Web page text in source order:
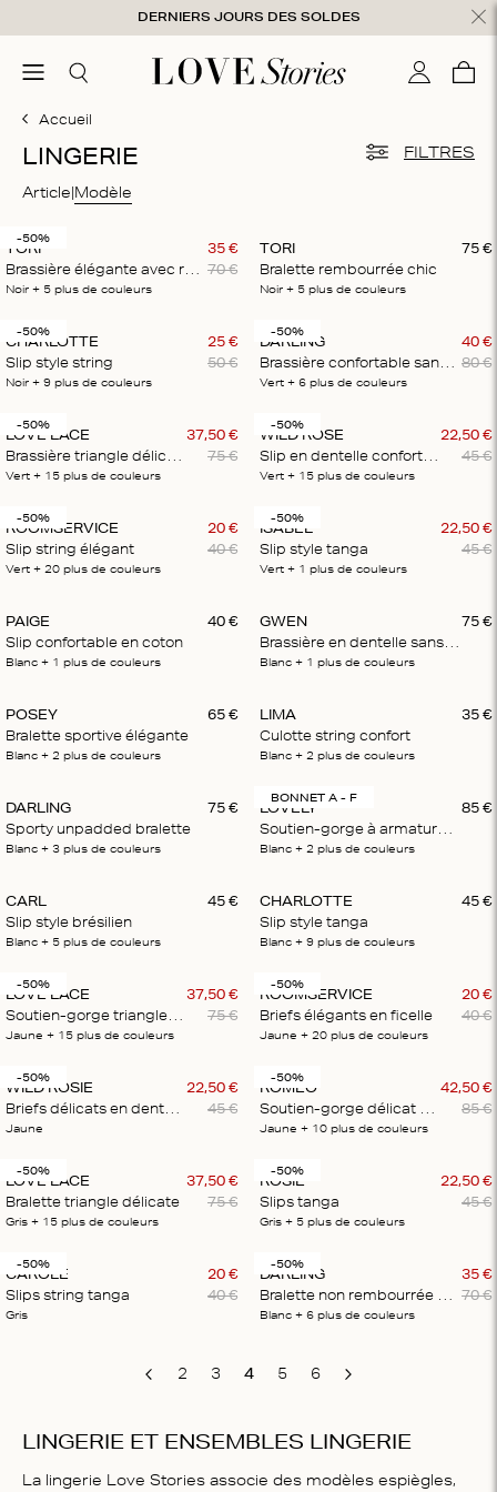
DERNIERS JOURS DES SOLDES
menuChercher Mon 0
Accueil
LINGERIE
Article Modèle
FILTRES
-50%
TORI
Brassière élégante avec rembourrage
35€
70€
Noir + 5 plus de couleurs
TORI
Bralette rembourrée chic
75€
Noir + 5 plus de couleurs
-50%
CHARLOTTE
Slip style string
25€
50€
Noir + 9 plus de couleurs
-50%
DARLING
Brassière confortable sans rembourrage
40€
80€
Vert + 6 plus de couleurs
-50%
LOVE LACE
Brassière triangle délicate
37,50€
75€
Vert + 15 plus de couleurs
-50%
WILD ROSE
Slip en dentelle confortable
22,50€
45€
Vert + 15 plus de couleurs
-50%
ROOMSERVICE
Slip string élégant
20€
40€
Vert + 20 plus de couleurs
-50%
ISABEL
Slip style tanga
22,50€
45€
Vert + 1 plus de couleurs
PAIGE
Slip confortable en coton
40€
Blanc + 1 plus de couleurs
GWEN
Brassière en dentelle sans rembourrage
75€
Blanc + 1 plus de couleurs
POSEY
Bralette sportive élégante
65€
Blanc + 2 plus de couleurs
LIMA
Culotte string confort
35€
Blanc + 2 plus de couleurs
DARLING
Sporty unpadded bralette
75€
Blanc + 3 plus de couleurs
BONNET A - F
LOVELY
Soutien-gorge à armatures délicat
85€
Blanc + 2 plus de couleurs
CARL
Slip style brésilien
45€
Blanc + 5 plus de couleurs
CHARLOTTE
Slip style tanga
45€
Blanc + 9 plus de couleurs
-50%
LOVE LACE
Soutien-gorge triangle délicat
37,50€
75€
Jaune + 15 plus de couleurs
-50%
ROOMSERVICE
Briefs élégants en ficelle
20€
40€
Jaune + 20 plus de couleurs
-50%
WILD ROSIE
Briefs délicats en dentelle
22,50€
45€
Jaune
-50%
ROMEO
Soutien-gorge délicat à armatures
42,50€
85€
Jaune + 10 plus de couleurs
-50%
LOVE LACE
Bralette triangle délicate
37,50€
75€
Gris + 15 plus de couleurs
-50%
ROSIE
Slips tanga
22,50€
45€
Gris + 5 plus de couleurs
-50%
CAROLE
Slips string tanga
20€
40€
Gris
-50%
DARLING
Bralette non rembourrée et confortable
35€
70€
Blanc + 6 plus de couleurs
Previous
2 3 4 5 6 Next
LINGERIE ET ENSEMBLES LINGERIE
La lingerie Love Stories associe des modèles espiègles,